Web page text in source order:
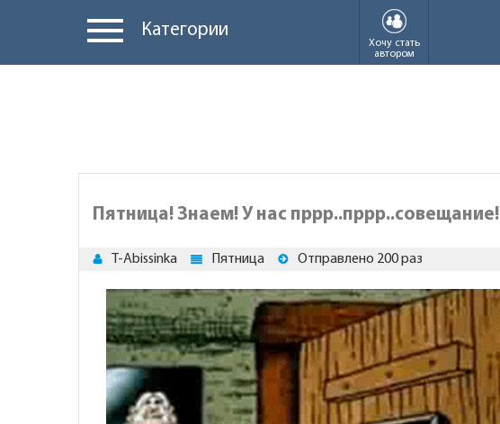
Категории
Хочу стать
автором
Пятница! Знаем! У нас пррр..пррр..совещание!
T-Abissinka Пятница Отправлено 200 раз